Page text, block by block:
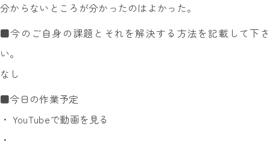
分からないところが分かったのはよかった。
■今のご自身の課題とそれを解決する方法を記載して下さ
い。
なし
■今日の作業予定
・ YouTubeで動画を見る